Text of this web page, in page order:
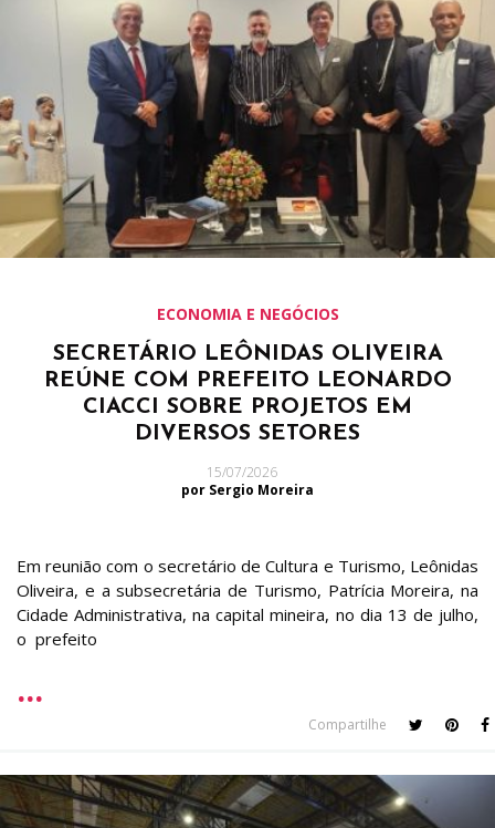
ECONOMIA E NEGÓCIOS
SECRETÁRIO LEÔNIDAS OLIVEIRA
REÚNE COM PREFEITO LEONARDO
CIACCI SOBRE PROJETOS EM
DIVERSOS SETORES
15/07/2026
por Sergio Moreira
Em reunião com o secretário de Cultura e Turismo, Leônidas
Oliveira, e a subsecretária de Turismo, Patrícia Moreira, na
Cidade Administrativa, na capital mineira, no dia 13 de julho,
o prefeito
Compartilhe